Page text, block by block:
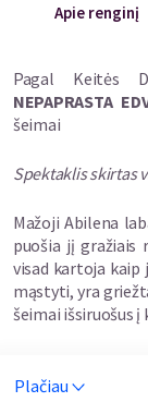
Apie renginį
Pagal Keitės
NEPAPRASTA
šeimai
Spektaklis skirtas
Mažoji Abilena
puošia jį gražiais
visad kartoja kaip
mąstyti, yra
šeimai išsiruošus
ir vertingų
Plačiau